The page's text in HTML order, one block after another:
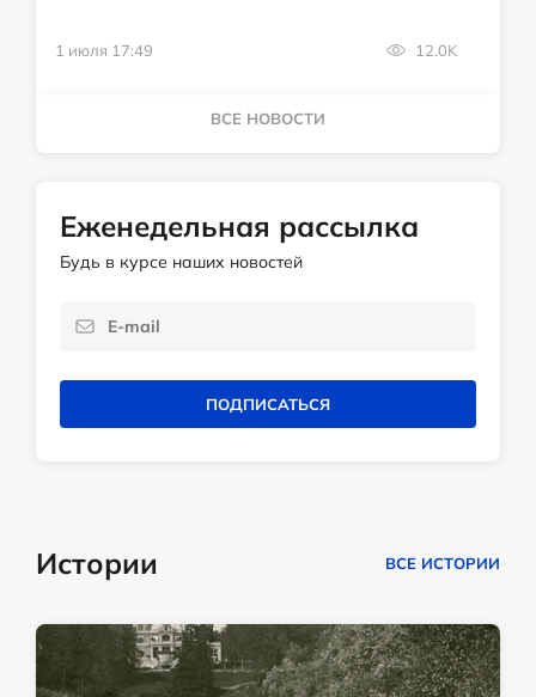
1 июля 17:49 12.0K
ВСЕ НОВОСТИ
Еженедельная рассылка
Будь в курсе наших новостей
ПОДПИСАТЬСЯ
Истории ВСЕ ИСТОРИИ